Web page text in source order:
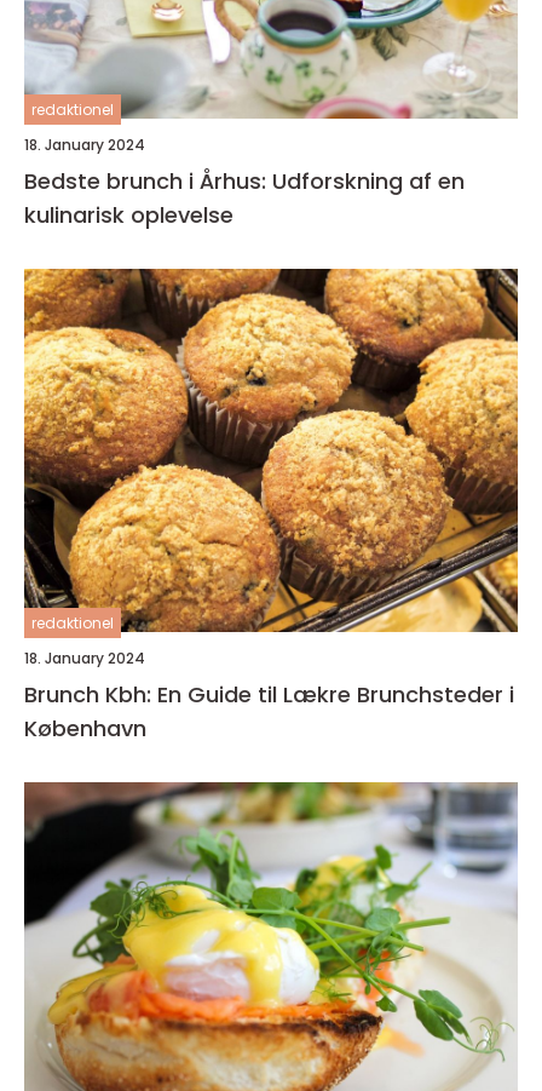
redaktionel
18. January 2024
Bedste brunch i Århus: Udforskning af en
kulinarisk oplevelse
redaktionel
18. January 2024
Brunch Kbh: En Guide til Lækre Brunchsteder i
København